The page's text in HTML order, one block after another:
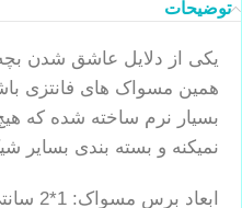
توضیحات
یکی از دلایل عاشق شدن
همین مسواک های فانتزی
بسیار نرم ساخته شده که
نمیکنه و بسته بندی بسایر
ابعاد برس مسواک: 1*2 سانتی متر